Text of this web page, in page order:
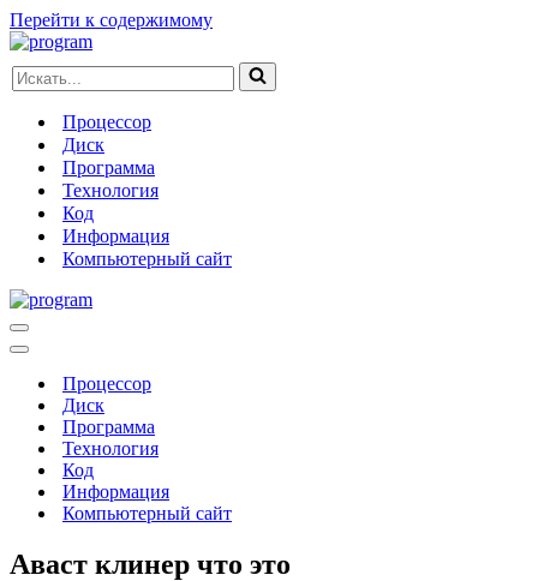
Перейти к содержимому
Искать...
Процессор
Диск
Программа
Технология
Код
Информация
Компьютерный сайт
Меню
навигации
Меню
навигацииПроцессор
Диск
Программа
Технология
Код
Информация
Компьютерный сайт
Аваст клинер что это